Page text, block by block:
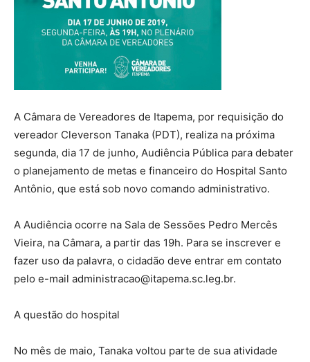
A Câmara de Vereadores de Itapema, por requisição do
vereador Cleverson Tanaka (PDT), realiza na próxima
segunda, dia 17 de junho, Audiência Pública para debater
o planejamento de metas e financeiro do Hospital Santo
Antônio, que está sob novo comando administrativo.
A Audiência ocorre na Sala de Sessões Pedro Mercês
Vieira, na Câmara, a partir das 19h. Para se inscrever e
fazer uso da palavra, o cidadão deve entrar em contato
pelo e-mail administracao@itapema.sc.leg.br.
A questão do hospital
No mês de maio, Tanaka voltou parte de sua atividade